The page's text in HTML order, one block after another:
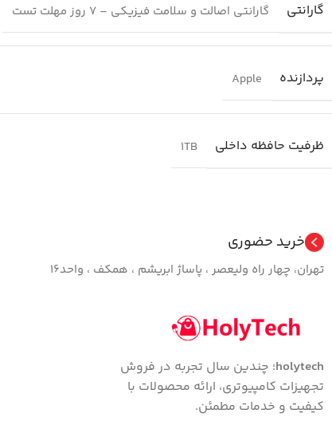
گارانتی گارانتی اصالت و سلامت فیزیکی – 7 روز مهلت تست
پردازنده Apple
ظرفیت حافظه داخلی 1TB
خرید حضوری
تهران، چهار راه ولیعصر ، پاساژ ابریشم ، همکف ، واحد16
holytech؛ چندین سال تجربه در فروش
تجهیزات کامپیوتری، ارائه محصولات با
کیفیت و خدمات مطمئن.